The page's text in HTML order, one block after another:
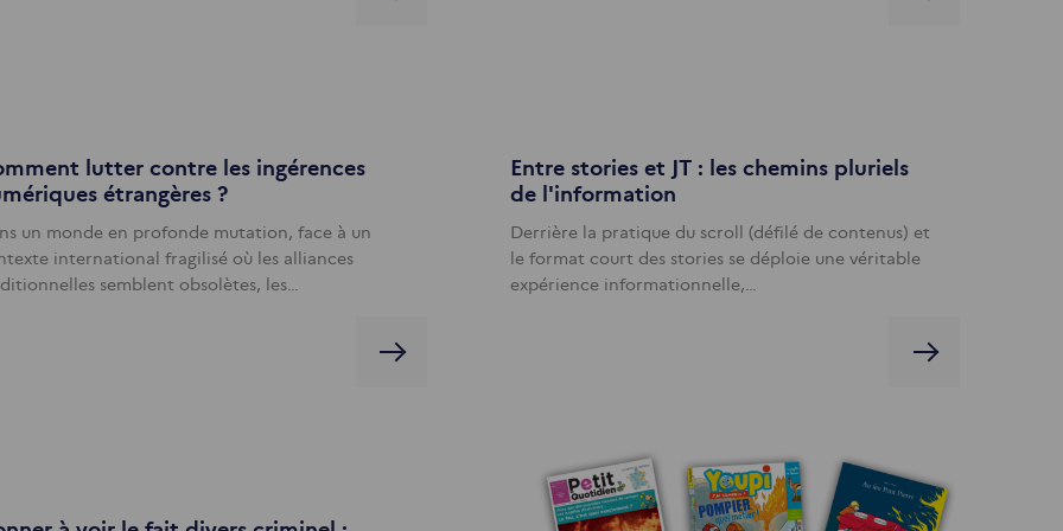
lutter contre les ingérences
étrangères ?
un monde en profonde mutation, face à un
international fragilisé où les alliances
semblent obsolètes, les…
Entre stories et JT : les chemins pluriels
de l'information
Derrière la pratique du scroll (défilé de contenus) et
le format court des stories se déploie une véritable
expérience informationnelle,…